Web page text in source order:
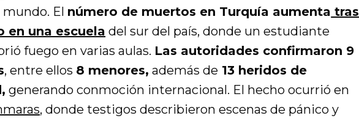
mundo. El número de muertos en Turquía aumenta tras
en una escuela del sur del país, donde un estudiante
fuego en varias aulas. Las autoridades confirmaron 9
, entre ellos 8 menores, además de 13 heridos de
generando conmoción internacional. El hecho ocurrió en
, donde testigos describieron escenas de pánico y